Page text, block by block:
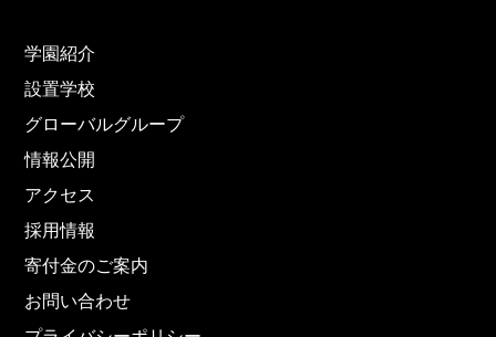
学園紹介
設置学校
グローバルグループ
情報公開
アクセス
採用情報
寄付金のご案内
お問い合わせ